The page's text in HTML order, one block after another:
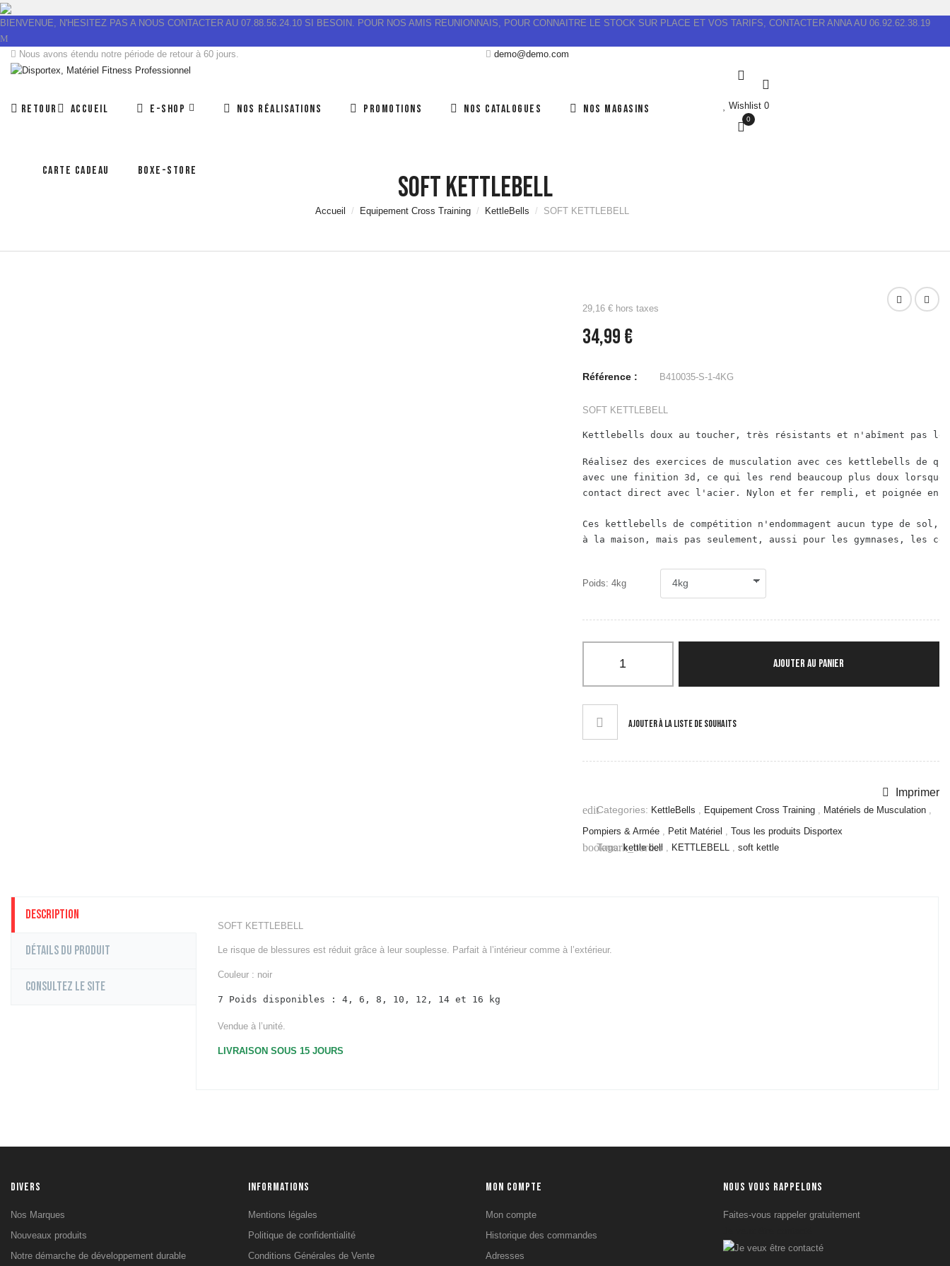
BIENVENUE, N'HESITEZ PAS A NOUS CONTACTER AU 07.88.56.24.10 SI BESOIN. POUR NOS AMIS REUNIONNAIS, POUR CONNAITRE LE STOCK SUR PLACE ET VOS TARIFS, CONTACTER ANNA AU 06.92.62.38.19
Nous avons étendu notre période de retour à 60 jours. demo@demo.com
RETOUR ACCUEIL E-SHOP NOS RÉALISATIONS PROMOTIONS NOS CATALOGUES NOS MAGASINS
CARTE CADEAU BOXE-STORE
Wishlist 0
0
SOFT KETTLEBELL
Accueil Equipement Cross Training KettleBells SOFT KETTLEBELL
29,16 € hors taxes
34,99 €
Référence : B410035-S-1-4KG
SOFT KETTLEBELL
Kettlebells doux au toucher, très résistants et n'abîment pas
Réalisez des exercices de musculation avec ces kettlebells de
avec une finition 3d, ce qui les rend beaucoup plus doux
contact direct avec l'acier. Nylon et fer rempli, et poignée en
Ces kettlebells de compétition n'endommagent aucun type de
Poids: 4kg
AJOUTER AU PANIER
AJOUTER À LA LISTE DE SOUHAITS
Imprimer
editCategories: KettleBells Equipement Cross Training Matériels de Musculation
Pompiers & Armée
Petit Matériel Tous les produits Disportex
bookmark_border
Tags: kettle bell KETTLEBELL soft kettle
Description
Détails du produit
Consultez le site
SOFT KETTLEBELL
Le risque de blessures est réduit grâce à leur souplesse. Parfait à l’intérieur comme à l’extérieur.
Couleur : noir
7 Poids disponibles : 4, 6, 8, 10, 12, 14 et 16 kg
Vendue à l’unité.
LIVRAISON SOUS 15 JOURS
DIVERS
Nos Marques
Nouveaux produits
Notre démarche de développement durable
INFORMATIONS
Mentions légales
Politique de confidentialité
Conditions Générales de Vente
MON COMPTE
Mon compte
Historique des commandes
Adresses
NOUS VOUS RAPPELONS
Faites-vous rappeler gratuitement